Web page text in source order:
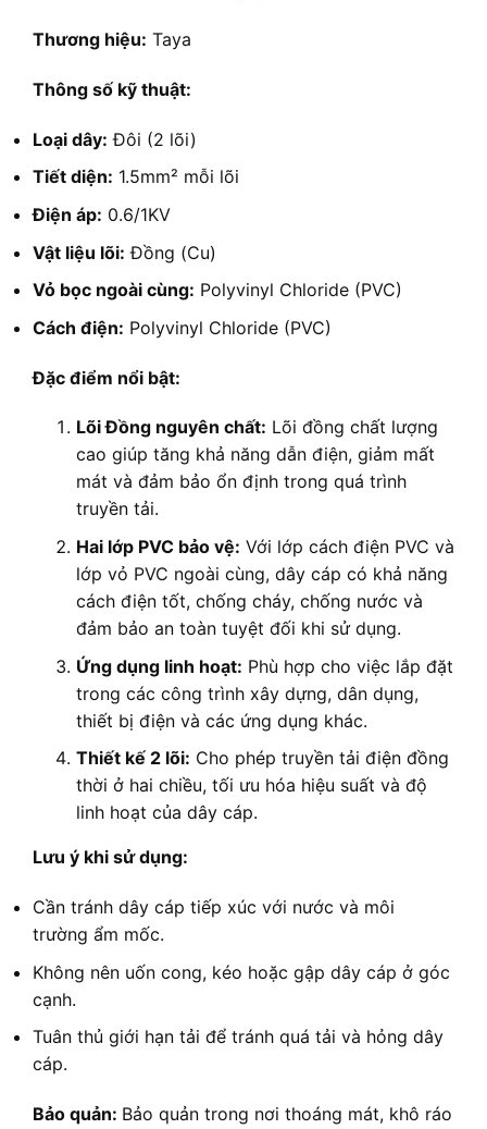
Thương hiệu: Taya
Thông số kỹ thuật:
Loại dây: Đôi (2 lõi)
Tiết diện: 1.5mm² mỗi lõi
Điện áp: 0.6/1KV
Vật liệu lõi: Đồng (Cu)
Vỏ bọc ngoài cùng: Polyvinyl Chloride (PVC)
Cách điện: Polyvinyl Chloride (PVC)
Đặc điểm nổi bật:
Lõi Đồng nguyên chất: Lõi đồng chất lượng
cao giúp tăng khả năng dẫn điện, giảm mất
mát và đảm bảo ổn định trong quá trình
truyền tải.
Hai lớp PVC bảo vệ: Với lớp cách điện PVC và
lớp vỏ PVC ngoài cùng, dây cáp có khả năng
cách điện tốt, chống cháy, chống nước và
đảm bảo an toàn tuyệt đối khi sử dụng.
Ứng dụng linh hoạt: Phù hợp cho việc lắp đặt
trong các công trình xây dựng, dân dụng,
thiết bị điện và các ứng dụng khác.
Thiết kế 2 lõi: Cho phép truyền tải điện đồng
thời ở hai chiều, tối ưu hóa hiệu suất và độ
linh hoạt của dây cáp.
Lưu ý khi sử dụng:
Cần tránh dây cáp tiếp xúc với nước và môi
trường ẩm mốc.
Không nên uốn cong, kéo hoặc gập dây cáp ở góc
cạnh.
Tuân thủ giới hạn tải để tránh quá tải và hỏng dây
cáp.
Bảo quản: Bảo quản trong nơi thoáng mát, khô ráo